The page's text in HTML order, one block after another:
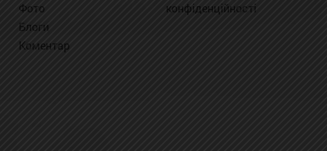
Фото
Блоги
Коментар
конфіденційності